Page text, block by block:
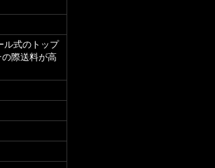
ル式のトップ
際送料が高